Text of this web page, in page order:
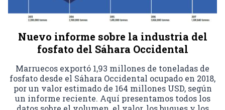
Nuevo informe sobre la industria del
fosfato del Sáhara Occidental
Marruecos exportó 1,93 millones de toneladas de
fosfato desde el Sáhara Occidental ocupado en 2018,
por un valor estimado de 164 millones USD, según
un informe reciente. Aquí presentamos todos los